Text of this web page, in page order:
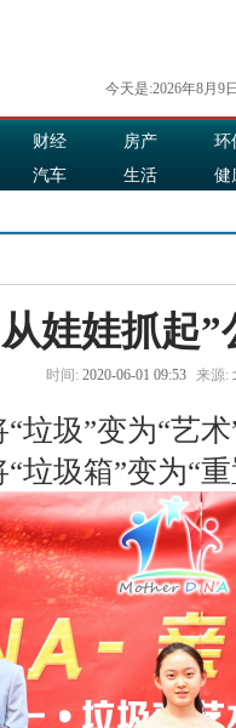
今天是:2026年8月9
财经 房产
环
汽车
生活
健
娃娃抓起
时间: 2020-06-01 09:53 来源:
圾”变为“艺术
圾箱”变为“重